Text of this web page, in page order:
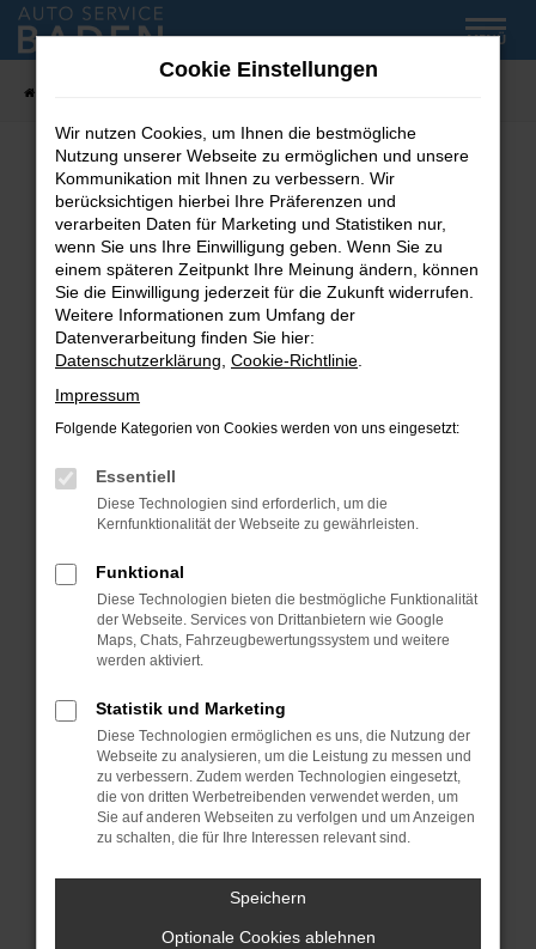
Zum
Hauptinhalt
MENÜ
Fehler: Network Error
Beim Laden ist ein Fehler aufgetreten.
Hier sind ein paar Tipps, die dir helfen können:
Überprüfe deine Firewall und deine
Internetverbindung.
Laden andere Webseiten, zum Beispiel deine
Suchmaschine?
Prüfe deine Browsererweiterungen.
können das Laden bestimmter Seiten
verhindern. Funktioniert die Seite in einem
Fenster?
Starte dein Gerät neu.
Das kann manchmal helfen, vorübergehende
Probleme zu beheben.
Betriebssystem auf dem neuesten Stand
sind.
Veraltete Software birgt nicht nur ein
Sicherheitsrisiko, sondern kann auch dazu
führen, dass bestimmte Funktionen nicht mehr
unterstützt werden.
Wende dich an den Webseitenbetreiber.
Wenn du alle oben genannten Schritte versucht
hast, kontaktiere uns bitte. Wir werden
Cookie Einstellungen
Wir nutzen Cookies, um Ihnen die bestmögliche
Nutzung unserer Webseite zu ermöglichen und unsere
Kommunikation mit Ihnen zu verbessern. Wir
berücksichtigen hierbei Ihre Präferenzen und
verarbeiten Daten für Marketing und Statistiken nur,
wenn Sie uns Ihre Einwilligung geben. Wenn Sie zu
einem späteren Zeitpunkt Ihre Meinung ändern, können
Sie die Einwilligung jederzeit für die Zukunft widerrufen.
Weitere Informationen zum Umfang der
Datenverarbeitung finden Sie hier:
Datenschutzerklärung Cookie-Richtlinie
Impressum
Folgende Kategorien von Cookies werden von uns eingesetzt:
Essentiell
Diese Technologien sind erforderlich, um die
Kernfunktionalität der Webseite zu gewährleisten.
Funktional
Diese Technologien bieten die bestmögliche Funktionalität
der Webseite. Services von Drittanbietern wie Google
Maps, Chats, Fahrzeugbewertungssystem und weitere
werden aktiviert.
Statistik und Marketing
Diese Technologien ermöglichen es uns, die Nutzung der
Webseite zu analysieren, um die Leistung zu messen und
zu verbessern. Zudem werden Technologien eingesetzt,
die von dritten Werbetreibenden verwendet werden, um
Sie auf anderen Webseiten zu verfolgen und um Anzeigen
zu schalten, die für Ihre Interessen relevant sind.
Speichern
Optionale Cookies ablehnen